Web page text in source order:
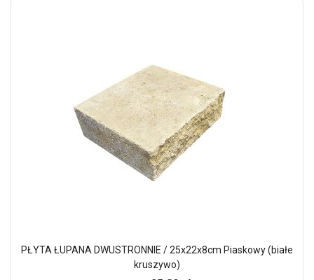
PŁYTA ŁUPANA DWUSTRONNIE / 25x22x8cm Piaskowy (białe
kruszywo)